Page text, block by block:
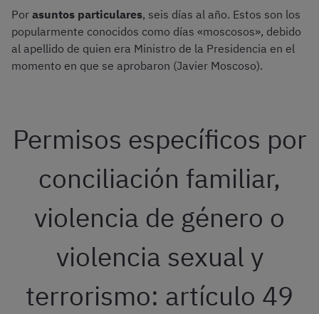
Por asuntos particulares, seis días al año. Estos son los
popularmente conocidos como días «moscosos», debido
al apellido de quien era Ministro de la Presidencia en el
momento en que se aprobaron (Javier Moscoso).
Permisos específicos por
conciliación familiar,
violencia de género o
violencia sexual y
terrorismo: artículo 49